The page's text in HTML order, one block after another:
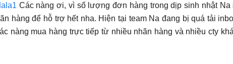
Các nàng ơi, vì số lượng đơn hàng trong dịp sinh nhật
hàng để hỗ trợ hết nha. Hiện tại team Na đang bị quá tải
nàng mua hàng trực tiếp từ nhiều nhãn hàng và nhiều cty